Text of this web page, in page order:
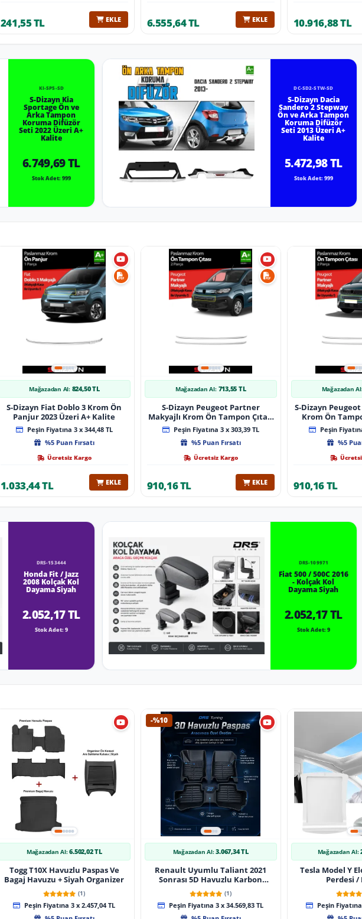
241,55 TL EKLE 6.555,64 TL EKLE 10.916,88 TL
KI-SP5-SD
S-Dizayn Kia
Sportage Ön ve
Arka Tampon
Koruma Difüzör
Seti 2022 Üzeri A+
Kalite
6.749,69 TL
Stok Adet: 999
DC-SD2-STW-SD
S-Dizayn Dacia
Sandero 2 Stepway
Ön ve Arka Tampon
Koruma Difüzör
Seti 2013 Üzeri A+
Kalite
5.472,98 TL
Stok Adet: 999
Mağazadan Al: 824,50 TL
S-Dizayn Fiat Doblo 3 Krom Ön
Panjur 2023 Üzeri A+ Kalite
Peşin Fiyatına 3 x 344,48 TL
%5 Puan Fırsatı
Ücretsiz Kargo
1.033,44 TL EKLE
Mağazadan Al: 713,55 TL
S-Dizayn Peugeot Partner
Makyajlı Krom Ön Tampon Çıtası
2 Prç 2023 Üzeri A+ Kalite
Peşin Fiyatına 3 x 303,39 TL
%5 Puan Fırsatı
Ücretsiz Kargo
910,16 TL EKLE
Mağazadan
S-Dizayn
Krom Ön
2024 Üzeri
Peşin
%5
910,16 TL
DRS-153444
Honda Fit / Jazz
2008 Kolçak Kol
Dayama Siyah
2.052,17 TL
Stok Adet: 9
DRS-109971
Fiat 500 / 500C 2016
- Kolçak Kol
Dayama Siyah
2.052,17 TL
Stok Adet: 9
Mağazadan Al: 6.502,02 TL
Togg T10X Havuzlu Paspas Ve
Bagaj Havuzu + Siyah Organizer
(1)
Peşin Fiyatına 3 x 2.457,04 TL
-%10
Mağazadan Al: 3.067,34 TL
Renault Uyumlu Taliant 2021
Sonrası 5D Havuzlu Karbon
Dizayn Paspas Seti
(1)
Peşin Fiyatına 3 x 34.569,83 TL
Mağazadan Al:
Tesla Model Y
Perdesi /
Peşin